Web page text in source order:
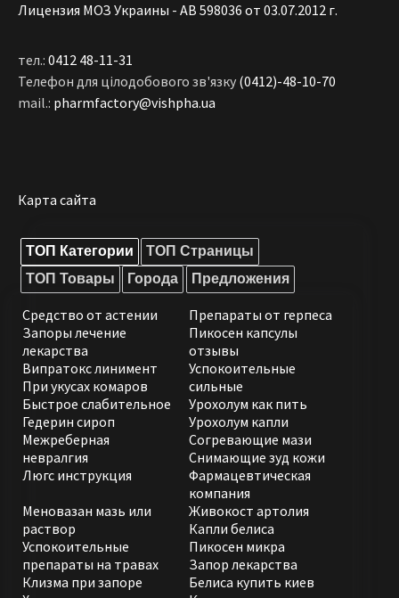
Лицензия МОЗ Украины - АВ 598036 от 03.07.2012 г.
тел.: 0412 48-11-31
Телефон для цілодобового зв'язку (0412)-48-10-70
mail.: pharmfactory@vishpha.ua
Карта сайта
ТОП Категории
ТОП Страницы
ТОП Товары
Города Предложения
Средство от астении
Запоры лечение
лекарства
Випратокс линимент
При укусах комаров
Быстрое слабительное
Гедерин сироп
Межреберная
невралгия
Люгс инструкция
Препараты от герпеса
Пикосен капсулы
отзывы
Успокоительные
сильные
Урохолум как пить
Урохолум капли
Согревающие мази
Снимающие зуд кожи
Фармацевтическая
компания
Меновазан мазь или
раствор
Успокоительные
препараты на травах
Клизма при запоре
Живокост артолия
Капли белиса
Пикосен микра
Запор лекарства
Белиса купить киев